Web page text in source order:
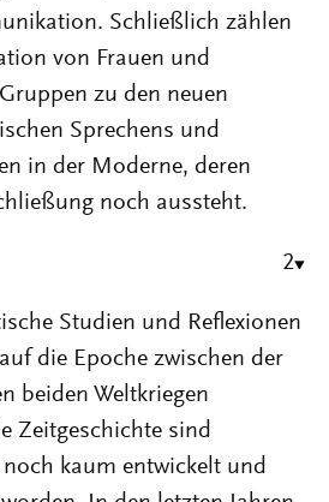
Schließlich zählen
von Frauen und
zu den neuen
Sprechens und
in der Moderne, deren
noch aussteht.
2
Studien und Reflexionen
die Epoche zwischen der
beiden Weltkriegen
Zeitgeschichte sind
kaum entwickelt und